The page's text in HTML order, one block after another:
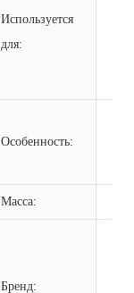
Используется
для:
Особенность:
Масса:
Бренд: